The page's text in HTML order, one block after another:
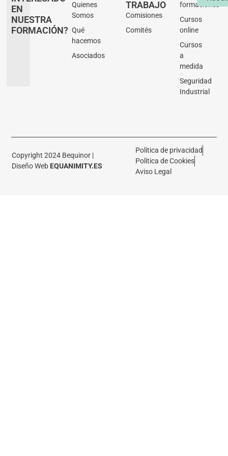
EN
NUESTRA
FORMACIÓN?
Quienes
Somos
Qué
hacemos
Asociados
TRABAJO
Comisiones
Comités
formaciones
Cursos
online
Cursos
a
medida
Seguridad
Industrial
Copyright 2024 Bequinor |
Diseño Web EQUANIMITY.ES
Política de privacidad
Política de Cookies
Aviso Legal